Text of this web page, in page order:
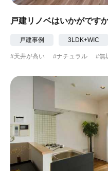
戸建リノベはいかがですか
戸建事例 3LDK+WIC
#天井が高い #ナチュラル #無